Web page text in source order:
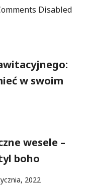
Disabled
w swoim
wesele –
boho
2022